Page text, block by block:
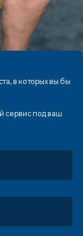
в которыхвы бы
сервис под ваш